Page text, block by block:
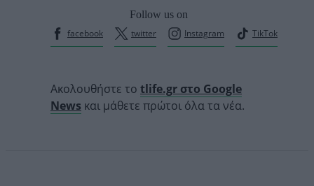
Follow us on
facebook
twitter Instagram TikTok
Ακολουθήστε το tlife.gr στο Google
News και μάθετε πρώτοι όλα τα νέα.